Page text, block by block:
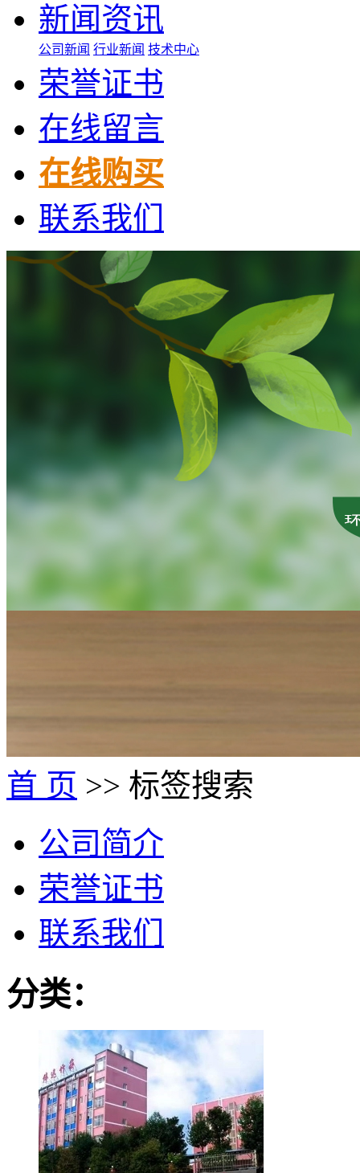
新闻资讯
公司新闻 行业新闻 技术中心
荣誉证书
在线留言
在线购买
联系我们
首 页 >> 标签搜索
公司简介
荣誉证书
联系我们
分类：